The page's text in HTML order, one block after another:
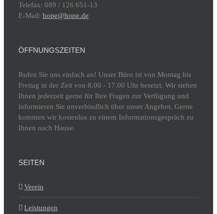
Telefax: 089 / 126 651-13
E-Mail: hope@hope.de
ÖFFNUNGSZEITEN
Rufen Sie uns einfach an! Unser Büro ist von Montag bis
Freitag in der Zeit von 8.00 - 17.00 Uhr besetzt. Wir stehen
Ihnen jederzeit gerne für Ihre Fragen zur Verfügung und
informieren Sie unverbindlich über unser Angebot. Gerne
kommen wir kostenlos zu einem Informationsgespräch zu
Ihnen nach Hause.
SEITEN
Verein
Leistungen